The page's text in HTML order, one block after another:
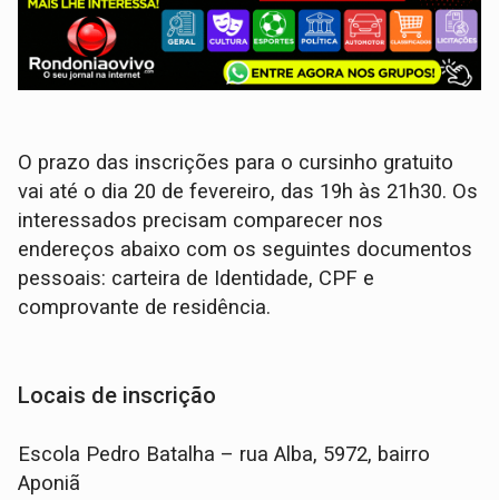
O prazo das inscrições para o cursinho gratuito
vai até o dia 20 de fevereiro, das 19h às 21h30. Os
interessados precisam comparecer nos
endereços abaixo com os seguintes documentos
pessoais: carteira de Identidade, CPF e
comprovante de residência.
Locais de inscrição
Escola Pedro Batalha – rua Alba, 5972, bairro
Aponiã